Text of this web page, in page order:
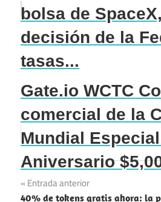
bolsa de
decisión de la
tasas...
Gate.io WCTC
comercial de la
Mundial Especial
Aniversario
Navegación
Entrada anterior
40% de tokens gratis ahora: la